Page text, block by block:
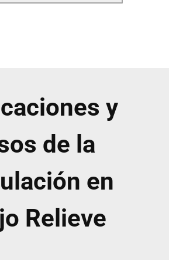
y
de la
en
Relieve